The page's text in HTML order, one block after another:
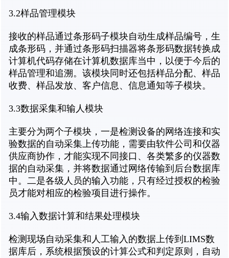
3.2样品管理模块
接收的样品通过条形码子模块自动生成样品编号，生
成条形码，并通过条形码扫描器将条形码数据转换成
计算机代码存储在计算机数据库当中，以便于今后的
样品管理和追溯。该模块同时还包括样品分配、样品
收费、样品发放、客户信息、信息通知等子模块。
3.3数据采集和输人模块
主要分为两个子模块，一是检测设备的网络连接和实
验数据的自动采集上传功能，需要由软件公司和仪器
供应商协作，才能实现不同接口、各类繁多的仪器数
据的自动采集，并将数据通过网络传输到后台数据库
中。二是各级人员的输入功能，只有经过授权的检验
员才能对相应的检验项目进行操作。
3.4输入数据计算和结果处理模块
检测现场自动采集和人工输入的数据上传到LIMS数
据库后，系统根据预设的计算公式和判定原则，自动